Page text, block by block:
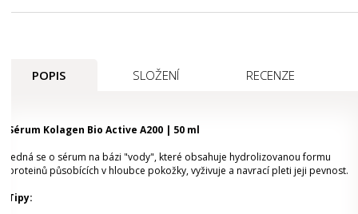
POPIS SLOŽENÍ RECENZE
Sérum Kolagen Bio Active A200 | 50 ml
Jedná se o sérum na bázi "vody", které obsahuje hydrolizovanou formu
proteinů působících v hloubce pokožky, vyživuje a navrací pleti jeji pevnost.
Tipy: